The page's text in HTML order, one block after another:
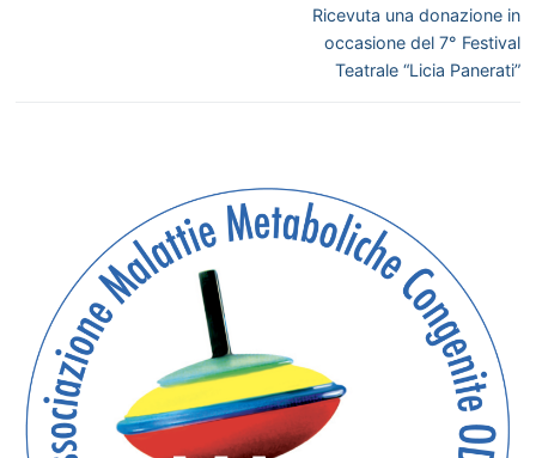
Articolo
successivo:
Ricevuta una donazione in
occasione del 7° Festival
Teatrale “Licia Panerati”